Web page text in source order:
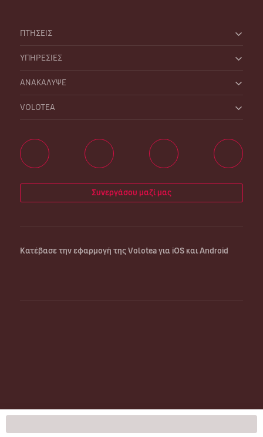
ΠΤΗΣΕΙΣ
ΥΠΗΡΕΣΙΕΣ
ΑΝΑΚΑΛΥΨΕ
VOLOTEA
Συνεργάσου μαζί μας
Κατέβασε την εφαρμογή της Volotea για iOS και Android